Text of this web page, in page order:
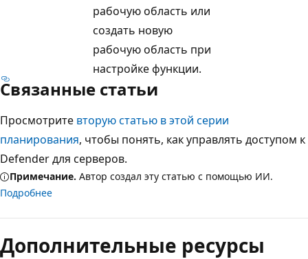
рабочую область или
создать новую
рабочую область при
настройке функции.
Связанные статьи
Просмотрите вторую статью в этой серии
планирования, чтобы понять, как управлять доступом к
Defender для серверов.
Примечание. Автор создал эту статью с помощью ИИ.
Подробнее
Дополнительные ресурсы